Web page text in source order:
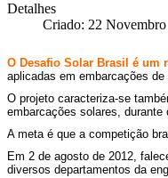
Detalhes
Criado: 22
O Desafio Solar Brasil é um
aplicadas em embarcações
O projeto caracteriza-se
embarcações solares,
A meta é que a competição
Em 2 de agosto de 2012,
diversos departamentos da